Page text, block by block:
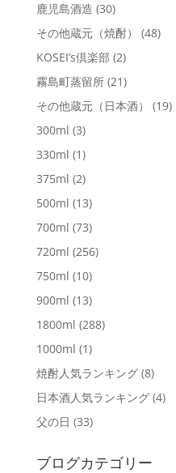
鹿児島酒造 (30)
その他蔵元（焼酎）
(48)
KOSEI’s倶楽部 (2)
霧島町蒸留所 (21)
その他蔵元（日本酒）
(19)
300ml (3)
330ml (1)
375ml (2)
500ml (13)
700ml (73)
720ml (256)
750ml (10)
900ml (13)
1800ml (288)
1000ml (1)
焼酎人気ランキング (8)
日本酒人気ランキング (4)
父の日 (33)
ブログカテゴリー